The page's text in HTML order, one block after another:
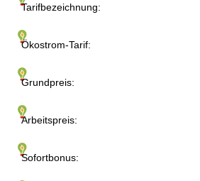
Tarifbezeichnung:
Ökostrom-Tarif:
Grundpreis:
Arbeitspreis:
Sofortbonus: